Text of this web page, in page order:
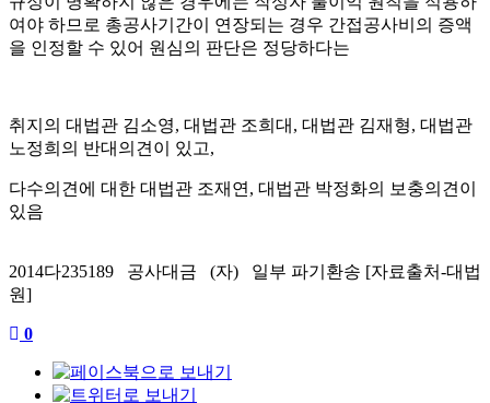
여야 하므로 총공사기간이 연장되는 경우 간접공사비의 증액
을 인정할 수 있어 원심의 판단은 정당하다는
취지의 대법관 김소영, 대법관 조희대, 대법관 김재형, 대법관
노정희의 반대의견이 있고,
다수의견에 대한 대법관 조재연, 대법관 박정화의 보충의견이
있음
2014다235189 공사대금 (자) 일부 파기환송 [자료출처-대법
원]
0